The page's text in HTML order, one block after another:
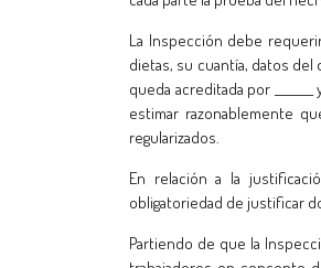
La Inspección debe
dietas, su cuantía, datos
queda acreditada por
estimar razonablemente
regularizados.
En relación a la
obligatoriedad de justificar
Partiendo de que la